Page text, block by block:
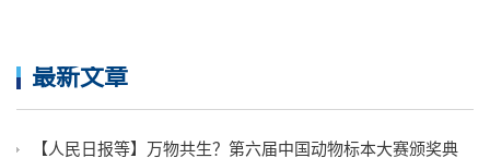
最新文章
【人民日报等】万物共生？第六届中国动物标本大赛颁奖典